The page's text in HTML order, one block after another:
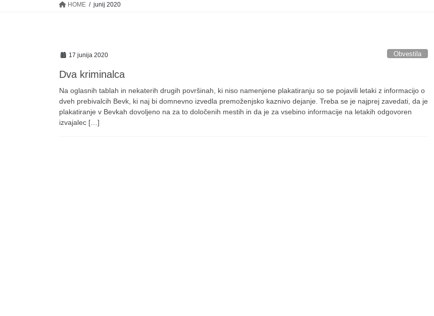
HOME junij 2020
17 junija 2020 Obvestila
Dva kriminalca
Na oglasnih tablah in nekaterih drugih površinah, ki niso namenjene plakatiranju so se pojavili letaki z informacijo o
dveh prebivalcih Bevk, ki naj bi domnevno izvedla premoženjsko kaznivo dejanje. Treba se je najprej zavedati, da je
plakatiranje v Bevkah dovoljeno na za to določenih mestih in da je za vsebino informacije na letakih odgovoren
izvajalec […]